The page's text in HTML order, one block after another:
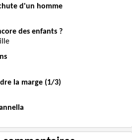
d'un homme
des enfants ?
la marge (1/3)